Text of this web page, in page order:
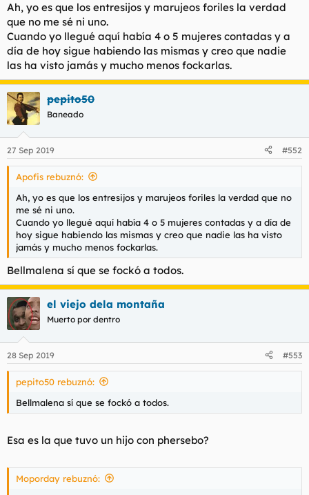
e
m
a
Ah, yo es que los entresijos y marujeos foriles la verdad
que no me sé ni uno.
Cuando yo llegué aquí había 4 o 5 mujeres contadas y a
día de hoy sigue habiendo las mismas y creo que nadie
las ha visto jamás y mucho menos fockarlas.
pepito50
Baneado
27 Sep 2019 #552
Apofis rebuznó:
Ah, yo es que los entresijos y marujeos foriles la verdad que no
me sé ni uno.
Cuando yo llegué aquí había 4 o 5 mujeres contadas y a día de
hoy sigue habiendo las mismas y creo que nadie las ha visto
jamás y mucho menos fockarlas.
Bellmalena sí que se fockó a todos.
el viejo dela montaña
Muerto por dentro
28 Sep 2019 #553
pepito50 rebuznó:
Bellmalena sí que se fockó a todos.
Esa es la que tuvo un hijo con phersebo?
Moporday rebuznó: